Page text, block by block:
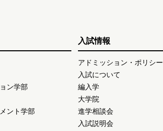
ン学部
ント学部
入試情報
アドミッション・ポリシー
入試について
編入学
大学院
進学相談会
入試説明会